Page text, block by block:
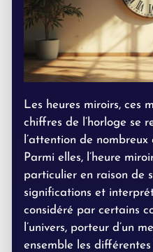
Les heures miroirs, ces
chiffres de l’horloge se
l’attention de
Parmi elles, l’heure
particulier en raison de
significations et
considéré par certains
l’univers, porteur d’un
ensemble les